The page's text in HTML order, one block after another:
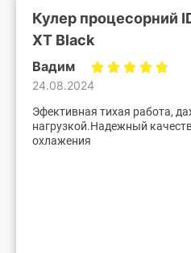
Кулер процесорний
XT Black
Вадим
24.08.2024
Эфективная тихая работа,
нагрузкой.Надежный
охлажения